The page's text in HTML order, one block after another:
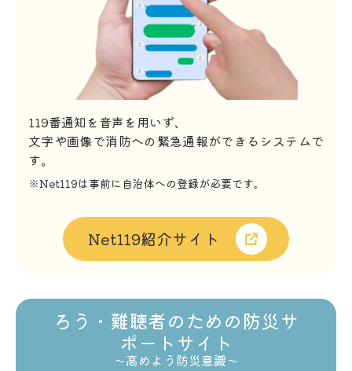
119番通知を音声を用いず、
文字や画像で消防への緊急通報ができるシステムで
す。
※Net119は事前に自治体への登録が必要です。
Net119紹介サイト
ろう・難聴者のための防災サ
ポートサイト
～高めよう防災意識～